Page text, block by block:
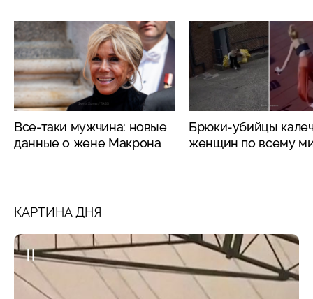
Все-таки мужчина: новые
данные о жене Макрона
Брюки-убийцы
женщин по всему
КАРТИНА ДНЯ